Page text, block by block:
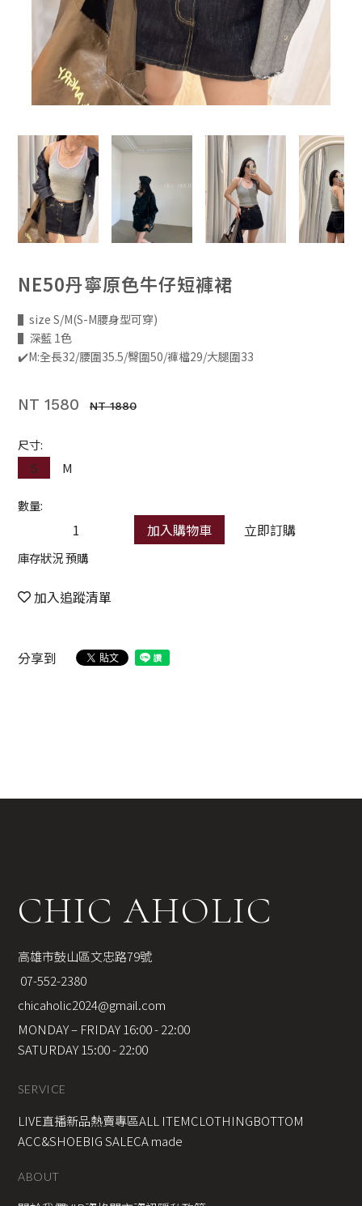
NE50丹寧原色牛仔短褲裙
▌size S/M(S-M腰身型可穿)
▌深藍 1色
✔️M:全長32/腰圍35.5/臀圍50/褲檔29/大腿圍33
NT 1580 NT 1880
尺寸:
S
M
數量:
加入購物車 立即訂購
庫存狀況 預購
加入追蹤清單
分享到
CHIC AHOLIC
高雄市鼓山區文忠路79號
07-552-2380
chicaholic2024@gmail.com
MONDAY – FRIDAY 16:00 - 22:00
SATURDAY 15:00 - 22:00
SERVICE
LIVE直播新品熱賣專區ALL ITEMCLOTHINGBOTTOM
ACC&SHOEBIG SALECA made
ABOUT